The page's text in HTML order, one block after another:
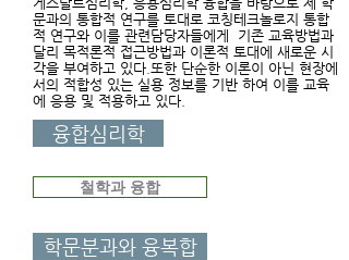
문과의 통합적 연구를 토대로 코칭테크놀로지 통합
적 연구와 이를 관련담당자들에게 기존 교육방법과
달리 목적론적 접근방법과 이론적 토대에 새로운 시
각을 부여하고 있다.또한 단순한 이론이 아닌 현장에
서의 적합성 있는 실용 정보를 기반 하여 이를 교육
에 응용 및 적용하고 있다.
융합심리학
철학과 융합
학문분과와 융복합